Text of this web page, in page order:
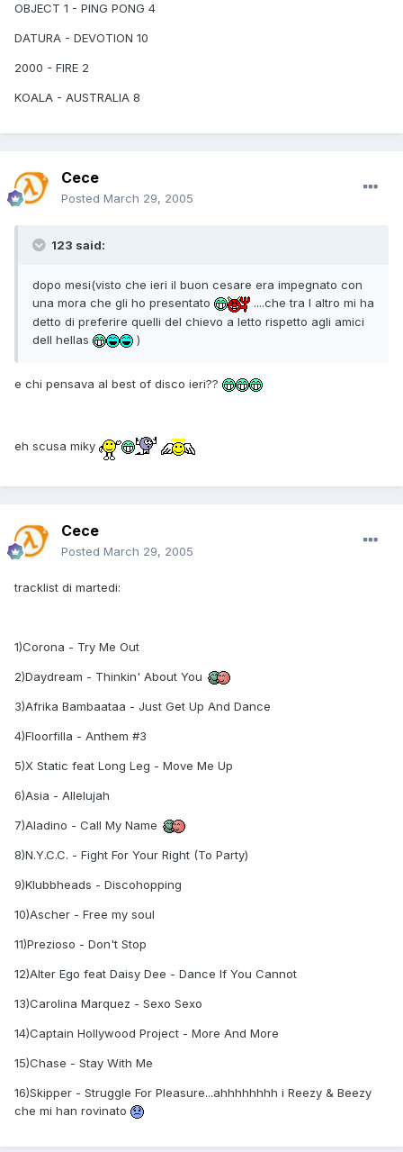
OBJECT 1 - PING PONG 4
DATURA - DEVOTION 10
2000 - FIRE 2
KOALA - AUSTRALIA 8
Cece
Posted March 29, 2005
123 said:
dopo mesi(visto che ieri il buon cesare era impegnato con
una mora che gli ho presentato
....che tra l altro mi ha
detto di preferire quelli del chievo a letto rispetto agli amici
dell hellas
)
e chi pensava al best of disco ieri??
eh scusa miky
Cece
Posted March 29, 2005
tracklist di martedi:
1)Corona - Try Me Out
2)Daydream - Thinkin' About You
3)Afrika Bambaataa - Just Get Up And Dance
4)Floorfilla - Anthem #3
5)X Static feat Long Leg - Move Me Up
6)Asia - Allelujah
7)Aladino - Call My Name
8)N.Y.C.C. - Fight For Your Right (To Party)
9)Klubbheads - Discohopping
10)Ascher - Free my soul
11)Prezioso - Don't Stop
12)Alter Ego feat Daisy Dee - Dance If You Cannot
13)Carolina Marquez - Sexo Sexo
14)Captain Hollywood Project - More And More
15)Chase - Stay With Me
16)Skipper - Struggle For Pleasure...ahhhhhhhh i Reezy & Beezy
che mi han rovinato